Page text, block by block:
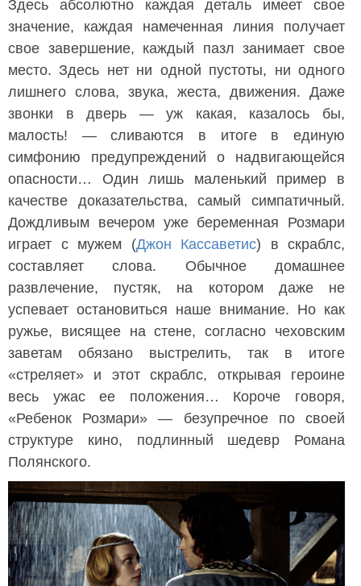
Здесь абсолютно каждая деталь имеет свое
значение, каждая намеченная линия получает
свое завершение, каждый пазл занимает свое
место. Здесь нет ни одной пустоты, ни одного
лишнего слова, звука, жеста, движения. Даже
звонки в дверь — уж какая, казалось бы,
малость! — сливаются в итоге в единую
симфонию предупреждений о надвигающейся
опасности… Один лишь маленький пример в
качестве доказательства, самый симпатичный.
Дождливым вечером уже беременная Розмари
играет с мужем (Джон Кассаветис) в скраблс,
составляет слова. Обычное домашнее
развлечение, пустяк, на котором даже не
успевает остановиться наше внимание. Но как
ружье, висящее на стене, согласно чеховским
заветам обязано выстрелить, так в итоге
«стреляет» и этот скраблс, открывая героине
весь ужас ее положения… Короче говоря,
«Ребенок Розмари» — безупречное по своей
структуре кино, подлинный шедевр Романа
Полянского.